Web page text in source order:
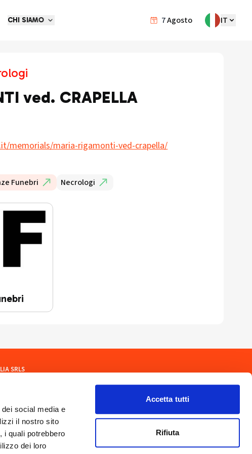
social media e
il nostro sito
i quali potrebbero
dei loro
Accetta tutti
Rifiuta
7Agosto IT
CHI SIAMO
ved. CRAPELLA
memorials/maria-rigamonti-ved-crapella/
Funebri Necrologi
SRLS